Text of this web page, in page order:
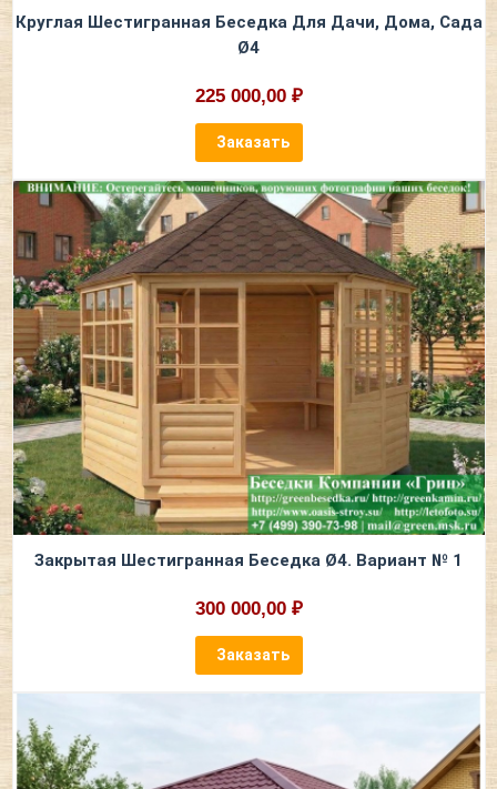
Круглая Шестигранная Беседка Для Дачи, Дома, Сада
Ø4
225 000,00 ₽
Заказать
Закрытая Шестигранная Беседка Ø4. Вариант № 1
300 000,00 ₽
Заказать